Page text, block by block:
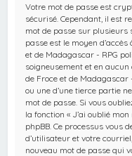
Votre mot de passe est
sécurisé. Cependant, il est
mot de passe sur plusieurs
passe est le moyen
et de Madagascar - RPG
soigneusement et en
de Froce et de Madagascar
ou une d’une tierce partie
mot de passe. Si vous
la fonction « J’ai oublié
phpBB. Ce processus vous
d’utilisateur et votre
nouveau mot de passe qui